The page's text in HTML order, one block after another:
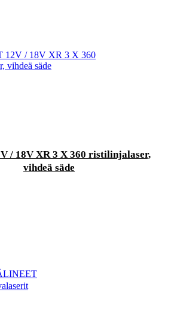
/ 18V XR 3 X 360 ristilinjalaser,
vihdeä säde